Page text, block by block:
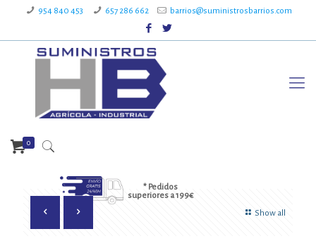
954 840 453 657 286 662 barrios@suministrosbarrios.com
* Pedidos
superiores a 199€
0
Show all